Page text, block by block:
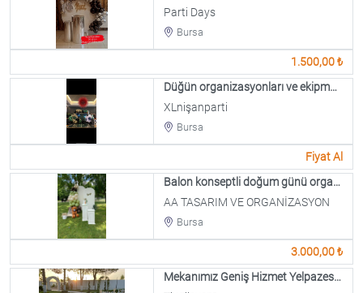
Parti Days
Bursa
1.500,00 ₺
Düğün organizasyonları ve ekipmanları profesyonel hizmet
XLnişanparti
Bursa
Fiyat Al
Balon konseptli doğum günü organizasyonu
AA TASARIM VE ORGANİZASYON
Bursa
3.000,00 ₺
Mekanımız Geniş Hizmet Yelpazesi Ve Büyük Alanıyla Da Tüm İhtiyaçlarına Cevap Veriyor.